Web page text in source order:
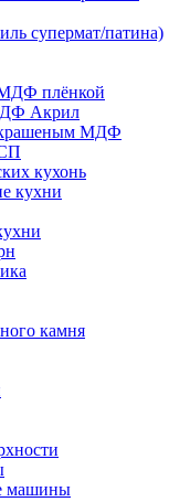
супермат/патина)
плёнкой
Акрил
крашеным МДФ
кухонь
кухни
камня
машины